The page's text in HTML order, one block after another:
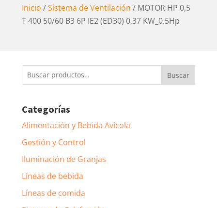
Inicio /Sistema de Ventilación / MOTOR HP 0,5
T 400 50/60 B3 6P IE2 (ED30) 0,37 KW_0.5Hp
Buscar
por:
Buscar
Categorías
Alimentación y Bebida Avícola
Gestión y Control
Iluminación de Granjas
Líneas de bebida
Líneas de comida